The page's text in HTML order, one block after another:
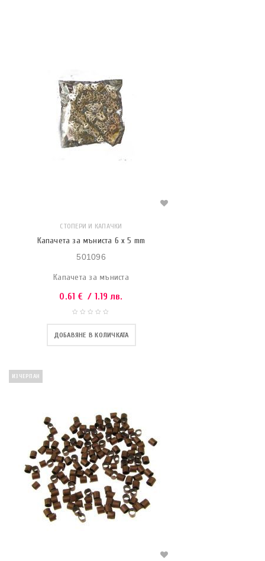
СТОПЕРИ И КАПАЧКИ
Капачета за мъниста 6 х 5 mm
501096
Капачета за мъниста
0.61 € / 1.19 лв.
ДОБАВЯНЕ В КОЛИЧКАТА
ИЗЧЕРПАН